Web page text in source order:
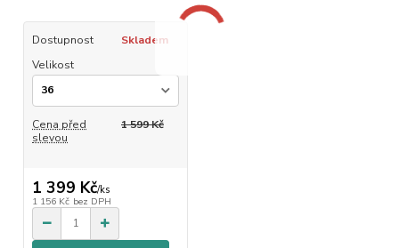
Dostupnost
Skladem
Velikost
Cena před
slevou
1 599 Kč
1 399 Kč/ks
1 156 Kč bez DPH